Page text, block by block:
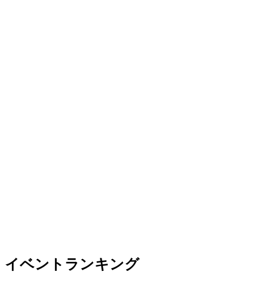
イベントランキング